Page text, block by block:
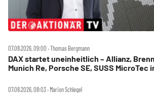
07.08.2026, 09:00 ‧ Thomas Bergmann
DAX startet uneinheitlich – Allianz,
Munich Re, Porsche SE, SUSS MicroTec
07.08.2026, 08:03 ‧ Marion Schlegel